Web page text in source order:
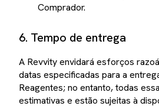
Comprador.
6. Tempo de entrega
A Revvity envidará esforços
datas especificadas para a
Reagentes; no entanto, todas
estimativas e estão sujeitas à